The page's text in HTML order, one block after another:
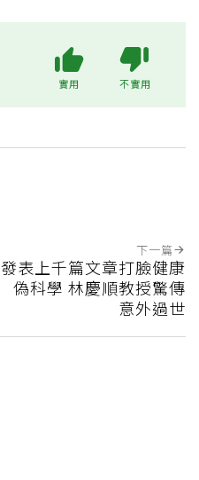
實用 不實用
下一篇
發表上千篇文章打臉健康
偽科學 林慶順教授驚傳
意外過世